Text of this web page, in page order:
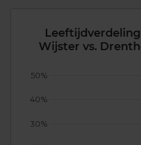
Wijster vs.
30%
40%
50%